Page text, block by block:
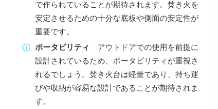
で作られていることが期待されます。焚き火を
安定させるための十分な底板や側面の安定性が
重要です。
ポータビリティ
アウトドアでの使用を前提に
設計されているため、ポータビリティが重視さ
れるでしょう。焚き火台は軽量であり、持ち運
びや収納が容易な設計であることが期待されま
す。